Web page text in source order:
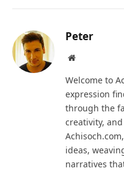
Peter
Website
Welcome to
expression
through the
creativity,
ideas,
narratives